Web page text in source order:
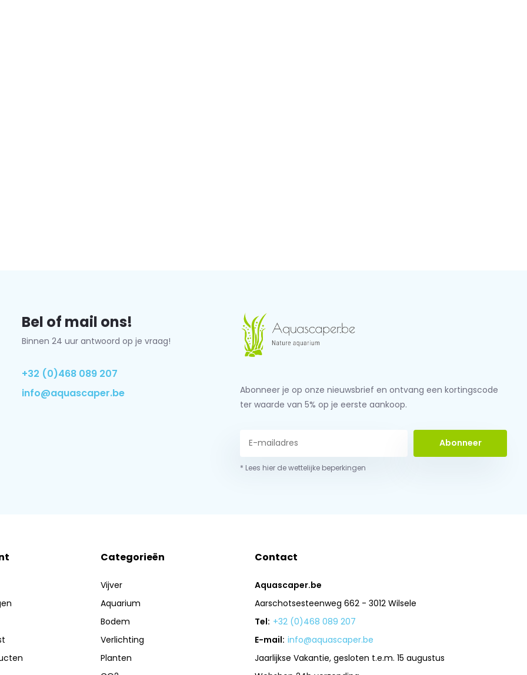
Bel of mail ons!
Binnen 24 uur antwoord op je vraag!
+32 (0)468 089 207
info@aquascaper.be
Abonneer je op onze nieuwsbrief en ontvang een kortingscode
ter waarde van 5% op je eerste aankoop.
Abonneer
* Lees hier de wettelijke beperkingen
Categorieën
Vijver
Aquarium
Bodem
Verlichting
Planten
Contact
Aquascaper.be
Aarschotsesteenweg 662 - 3012 Wilsele
Tel: +32 (0)468 089 207
E-mail: info@aquascaper.be
Jaarlijkse Vakantie, gesloten t.e.m. 15 augustus